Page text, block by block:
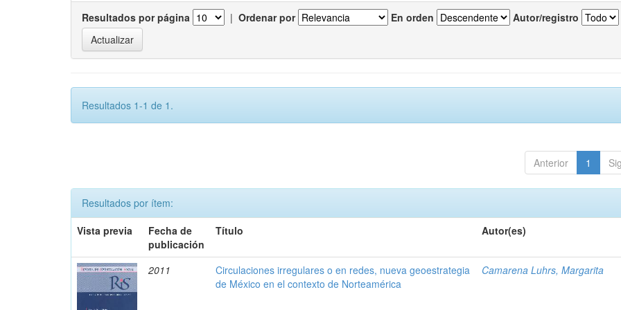
Resultados por página | Ordenar por En orden Autor/registro
Resultados 1-1 de 1.
Anterior 1
Resultados por ítem:
Vista previa
Fecha de
publicación
Título Autor(es)
2011
Circulaciones irregulares o en redes, nueva geoestrategia
de México en el contexto de Norteamérica
Camarena Luhrs, Margarita